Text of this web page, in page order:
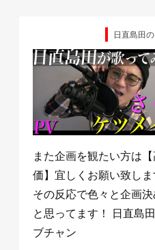
日直島田
また企画を観たい方は
価】宜しくお願い致しま
その反応で色々と企画
と思ってます！ 日直島
ブチャン